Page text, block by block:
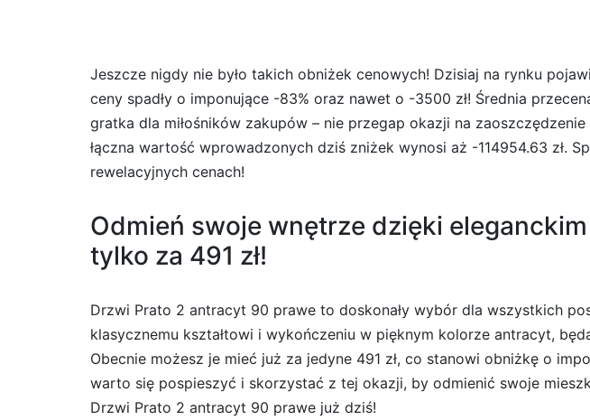
Jeszcze nigdy nie było takich obniżek cenowych! Dzisiaj na rynku
ceny spadły o imponujące -83% oraz nawet o -3500 zł! Średnia
gratka dla miłośników zakupów – nie przegap okazji na
łączna wartość wprowadzonych dziś zniżek wynosi aż -114954.63 zł.
rewelacyjnych cenach!
Odmień swoje wnętrze dzięki
tylko za 491 zł!
Drzwi Prato 2 antracyt 90 prawe to doskonały wybór dla wszystkich
klasycznemu kształtowi i wykończeniu w pięknym kolorze antracyt,
Obecnie możesz je mieć już za jedyne 491 zł, co stanowi obniżkę o
warto się pospieszyć i skorzystać z tej okazji, by odmienić swoje
Drzwi Prato 2 antracyt 90 prawe już dziś!